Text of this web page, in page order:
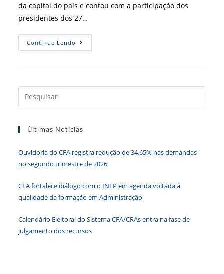
da capital do país e contou com a participação dos
presidentes dos 27…
Continue Lendo Primeiro
Fórum
É
Brasília
a
Últimas Notícias
Ouvidoria do CFA registra redução de 34,65% nas demandas
no segundo trimestre de 2026
CFA fortalece diálogo com o INEP em agenda voltada à
qualidade da formação em Administração
Calendário Eleitoral do Sistema CFA/CRAs entra na fase de
julgamento dos recursos